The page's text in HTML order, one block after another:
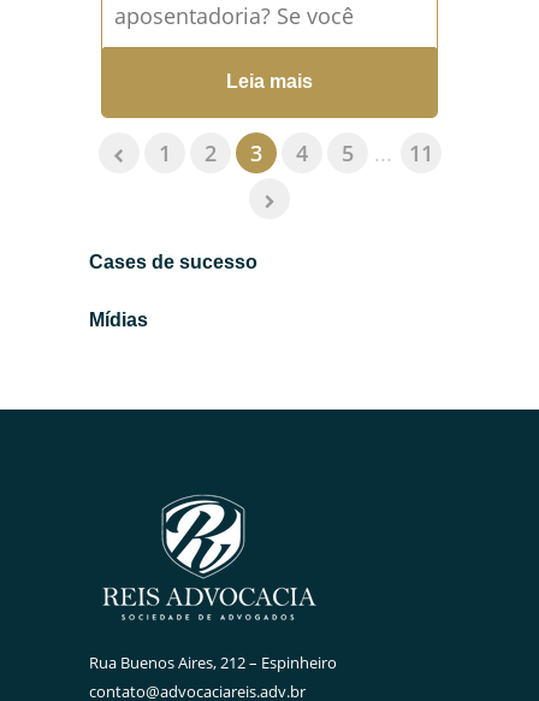
aposentadoria? Se você
convive com essa doença
crônica, provavelmente já se
fez essa pergunta. E não é
Leia mais →
Leia mais
1 2 3 4 5 ... 11
Cases de sucesso
Mídias
Rua Buenos Aires, 212 – Espinheiro
contato@advocaciareis.adv.br